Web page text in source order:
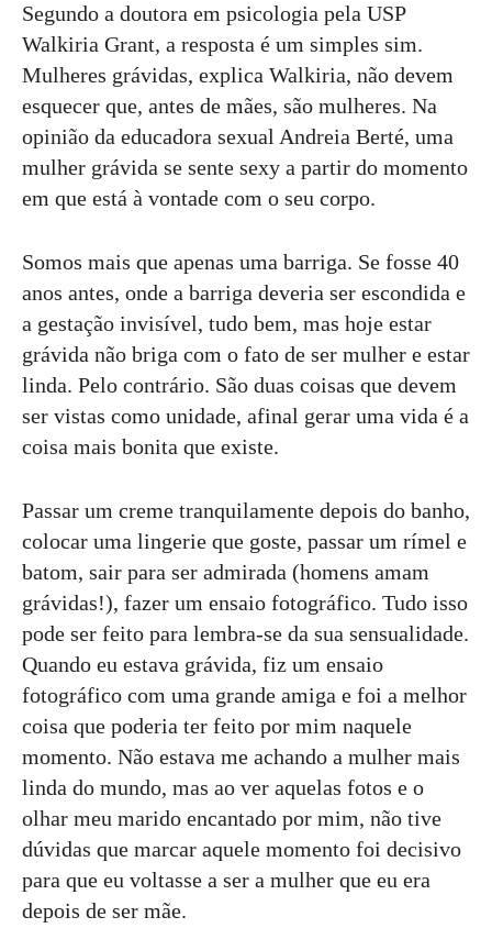
Segundo a doutora em psicologia pela USP
Walkiria Grant, a resposta é um simples sim.
Mulheres grávidas, explica Walkiria, não devem
esquecer que, antes de mães, são mulheres. Na
opinião da educadora sexual Andreia Berté, uma
mulher grávida se sente sexy a partir do momento
em que está à vontade com o seu corpo.
Somos mais que apenas uma barriga. Se fosse 40
anos antes, onde a barriga deveria ser escondida e
a gestação invisível, tudo bem, mas hoje estar
grávida não briga com o fato de ser mulher e estar
linda. Pelo contrário. São duas coisas que devem
ser vistas como unidade, afinal gerar uma vida é a
coisa mais bonita que existe.
Passar um creme tranquilamente depois do banho,
colocar uma lingerie que goste, passar um rímel e
batom, sair para ser admirada (homens amam
grávidas!), fazer um ensaio fotográfico. Tudo isso
pode ser feito para lembra-se da sua sensualidade.
Quando eu estava grávida, fiz um ensaio
fotográfico com uma grande amiga e foi a melhor
coisa que poderia ter feito por mim naquele
momento. Não estava me achando a mulher mais
linda do mundo, mas ao ver aquelas fotos e o
olhar meu marido encantado por mim, não tive
dúvidas que marcar aquele momento foi decisivo
para que eu voltasse a ser a mulher que eu era
depois de ser mãe.